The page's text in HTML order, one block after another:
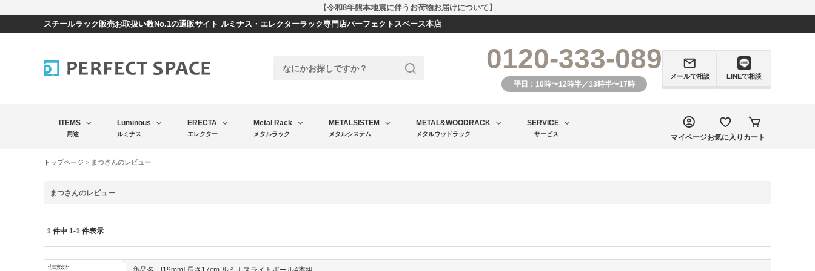
【令和8年熊本地震に伴うお荷物お届けについて】
スチールラック販売お取扱い数No.1の通販サイト ルミナス・エレクターラック専門店パーフェクトスペース本店
0120-333-089
平日：10時〜12時半／13時半〜17時
メールで相談 LINEで相談
ITEMS
用途
Luminous
ルミナス
ERECTA
エレクター
Metal Rack
メタルラック
METALSISTEM
メタルシステム
METAL&WOODRACK
メタルウッドラック
SERVICE
サービス マイページお気に入り カート
トップページ > まつさんのレビュー
まつさんのレビュー
1 件中 1-1 件表示